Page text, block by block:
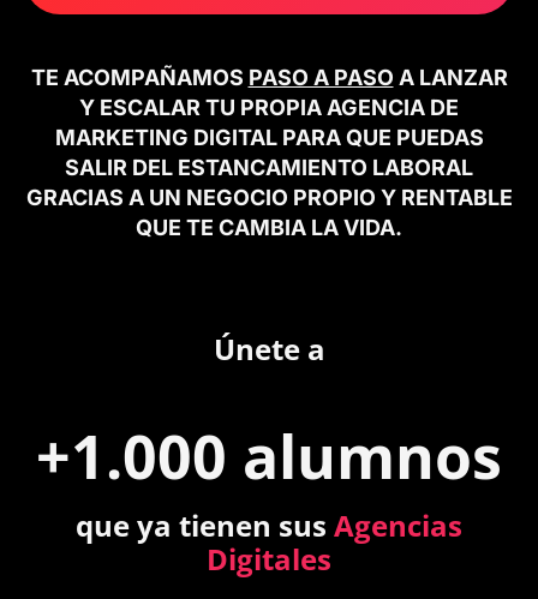
TE ACOMPAÑAMOS PASO A PASO A LANZAR
Y ESCALAR TU PROPIA AGENCIA DE
MARKETING DIGITAL PARA QUE PUEDAS
SALIR DEL ESTANCAMIENTO LABORAL
GRACIAS A UN NEGOCIO PROPIO Y RENTABLE
QUE TE CAMBIA LA VIDA.​
Únete a
+1.000 alumnos
que ya tienen sus Agencias
Digitales